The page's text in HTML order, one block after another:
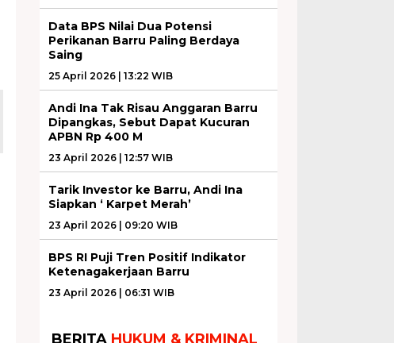
Data BPS Nilai Dua Potensi
Perikanan Barru Paling Berdaya
Saing
25 April 2026 | 13:22 WIB
Andi Ina Tak Risau Anggaran Barru
Dipangkas, Sebut Dapat Kucuran
APBN Rp 400 M
23 April 2026 | 12:57 WIB
Tarik Investor ke Barru, Andi Ina
Siapkan ‘ Karpet Merah’
23 April 2026 | 09:20 WIB
BPS RI Puji Tren Positif Indikator
Ketenagakerjaan Barru
23 April 2026 | 06:31 WIB
BERITA HUKUM & KRIMINAL